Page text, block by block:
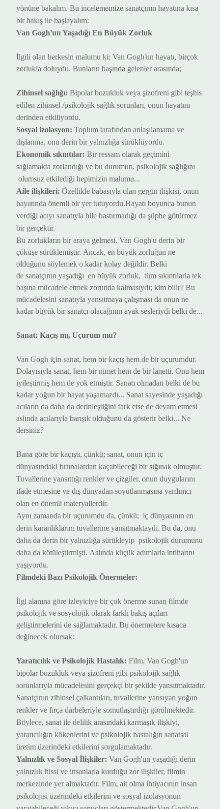
yönüne bakalım. Bu incelememize sanatçının hayatına kısa
bir bakış ile başlayalım:
Van Gogh'un Yaşadığı En Büyük Zorluk
İlgili olan herkesin malumu ki; Van Gogh'un hayatı, birçok
zorlukla doluydu. Bunların başında gelenler arasında;
Zihinsel sağlığı: Bipolar bozukluk veya şizofreni gibi teşhis
edilen zihinsel /psikolojik sağlık sorunları, onun hayatını
derinden etkiliyordu.
Sosyal izolasyon: Toplum tarafından anlaşılamama ve
dışlanma, onu derin bir yalnızlığa sürüklüyordu.
Ekonomik sıkıntılar: Bir ressam olarak geçimini
sağlamakta zorlandığı ve bu durumun, psikolojik sağlığını
olumsuz etkilediği hepimizin malumu...
Aile ilişkileri: Özellikle babasıyla olan gergin ilişkisi, onun
hayatında önemli bir yer tutuyordu.Hayatı boyunca bunun
verdiği acıyı sanatıyla bile bastırmadığı da şüphe götürmez
bir gerçektir.
Bu zorlukların bir araya gelmesi, Van Gogh'u derin bir
çöküşe sürüklemiştir. Ancak, en büyük zorluğun ne
olduğunu söylemek o kadar kolay değildir. Belki
de sanatçının yaşadığı en büyük zorluk, tüm sıkıntılarla tek
başına mücadele etmek zorunda kalmasıydı; kim bilir? Bu
mücadelesini sanatıyla yansıtmaya çalışması da onun ne
kadar büyük bir sanatçı olacağının ayak sesleriydi belki de...
Sanat: Kaçış mı, Uçurum mu?
Van Gogh için sanat, hem bir kaçış hem de bir uçurumdur.
Dolayısıyla sanat, hem bir nimet hem de bir lanetti. Onu hem
iyileştirmiş hem de yok etmiştir. Sanatı olmadan belki de bu
kadar yoğun bir hayat yaşamazdı... Sanat sayesinde yaşadığı
acıların da daha da derinleştiğini fark etse de devam etmesi
aslında acılarıyla barışık olduğunu da gösterir belki... Ne
dersiniz?
Bana göre bir kaçıştı, çünkü; sanat, onun için iç
dünyasındaki fırtınalardan kaçabileceği bir sığınak olmuştur.
Tuvallerine yansıttığı renkler ve çizgiler, onun duygularını
ifade etmesine ve dış dünyadan soyutlanmasına yardımcı
olan en önemli materyallerdir.
Aynı zamanda bir uçurumdu da, çünkü; iç dünyasının en
derin karanlıklarını tuvallerine yansıtmaktaydı. Bu da, onu
daha da derin bir yalnızlığa sürükleyip psikolojik durumunu
daha da kötüleştirmişti. Aslında küçük adımlarla intiharını
yaşıyordu.
Filmdeki Bazı Psikolojik Önermeler:
İlgi alanına göre izleyiciye bir çok önerme sunan filmde
psikolojik ve sosyolojik olarak farklı bakış açıları
geliştirmelerini de sağlamaktadır. Bu önermelere kısaca
değinecek olursak:
Yaratıcılık ve Psikolojik Hastalık: Film, Van Gogh'un
bipolar bozukluk veya şizofreni gibi psikolojik sağlık
sorunlarıyla mücadelesini gerçekçi bir şekilde yansıtmaktadır.
Sanatçının zihinsel çalkantıları, tuvallerine yansıyan yoğun
renkler ve fırça darbeleriyle somutlaştırdığı görülmektedir.
Böylece, sanat ile delilik arasındaki karmaşık ilişkiyi,
yaratıcılığın kökenlerini ve psikolojik hastalığın sanatsal
üretim üzerindeki etkilerini sorgulamaktadır.
Yalnızlık ve Sosyal İlişkiler: Van Gogh'un yaşadığı derin
yalnızlık hissi ve insanlarla kurduğu zor ilişkiler, filmin
merkezinde yer almaktadır. Film, ait olma ihtiyacının insan
psikolojisi üzerindeki etkilerini ve sosyal izolasyonun